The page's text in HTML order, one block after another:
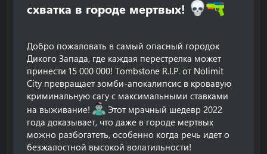
схватка в городе мертвых!
Добро пожаловать в самый опасный городок
Дикого Запада, где каждая перестрелка может
принести 15 000 000! Tombstone R.I.P. от Nolimit
City превращает зомби-апокалипсис в кровавую
криминальную сагу с максимальными ставками
на выживание!
Этот мрачный шедевр 2022
года доказывает, что даже в городе мертвых
можно разбогатеть, особенно когда речь идет о
безжалостной высокой волатильности!